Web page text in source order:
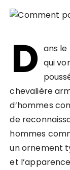
D ans le
qui
chevalière
d’hommes
de
hommes
un ornement
et